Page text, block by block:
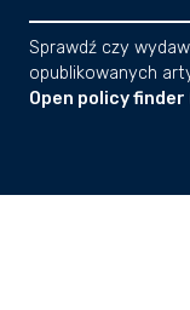
Sprawdź czy
opublikowanych
Open policy finder